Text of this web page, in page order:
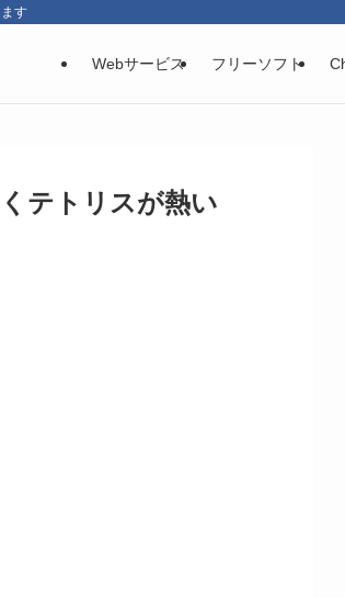
す
Webサービス フリーソフト
テトリスが熱い